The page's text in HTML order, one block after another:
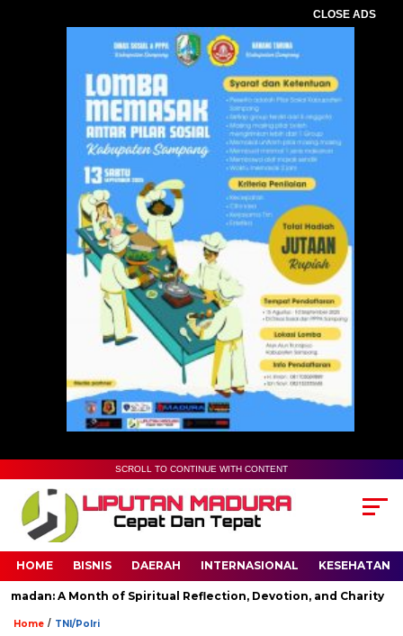
CLOSE ADS
SCROLL TO CONTINUE WITH CONTENT
HOME BISNIS DAERAH INTERNASIONAL KESEHATAN
A Month of Spiritual Reflection, Devotion, and Charity
Home / TNI/Polri